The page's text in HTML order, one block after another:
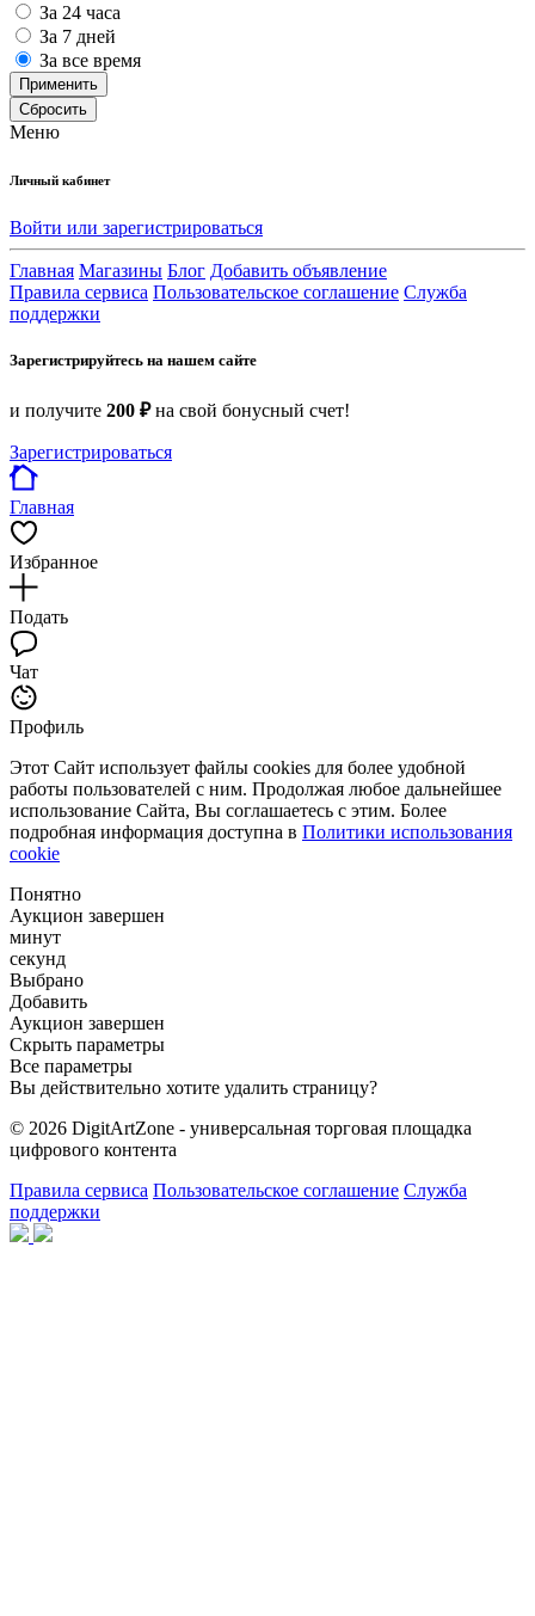
За 24 часа
За 7 дней
За все время
Применить
Сбросить
Меню
Личный кабинет
Войти или зарегистрироваться
Главная Магазины Блог Добавить объявление
Правила сервиса Пользовательское соглашение Служба
поддержки
Зарегистрируйтесь на нашем сайте
и получите 200 ₽на свой бонусный счет!
Зарегистрироваться
Главная
Избранное
Подать
Чат
Профиль
Этот Сайт использует файлы cookies для более удобной
работы пользователей с ним. Продолжая любое дальнейшее
использование Сайта, Вы соглашаетесь с этим. Более
подробная информация доступна в Политики использования
cookie
Понятно
Аукцион завершен
минут
секунд
Выбрано
Добавить
Аукцион завершен
Скрыть параметры
Все параметры
Вы действительно хотите удалить страницу?
© 2026 DigitArtZone - универсальная торговая площадка
цифрового контента
Правила сервиса Пользовательское соглашение Служба
поддержки